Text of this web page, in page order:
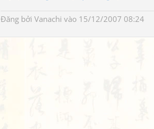
Đăng bởi Vanachi vào 15/12/2007 08:24